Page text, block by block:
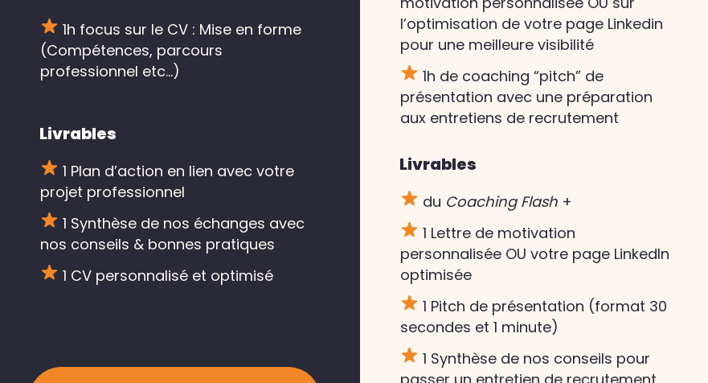
1h focus sur le CV : Mise en forme
(Compétences, parcours
professionnel etc…)
Livrables
1 Plan d’action en lien avec votre
projet professionnel
1 Synthèse de nos échanges avec
nos conseils & bonnes pratiques
1 CV personnalisé et optimisé
l’optimisation de votre page Linkedin
pour une meilleure visibilité
1h de coaching “pitch” de
présentation avec une préparation
aux entretiens de recrutement
Livrables
du Coaching Flash +
1 Lettre de motivation
personnalisée OU votre page LinkedIn
optimisée
1 Pitch de présentation (format 30
secondes et 1 minute)
1 Synthèse de nos conseils pour